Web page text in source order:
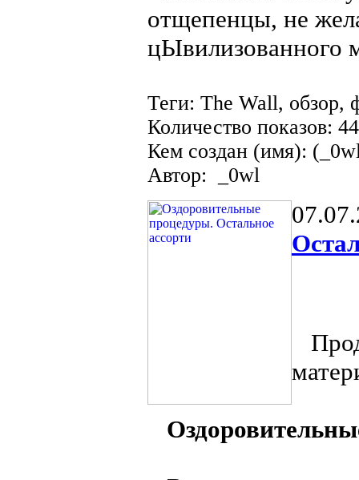
отщепенцы, не
цЫвилизованного
Теги: The Wall, обзор,
Количество показов:
Кем создан (имя):
Автор: _0wl